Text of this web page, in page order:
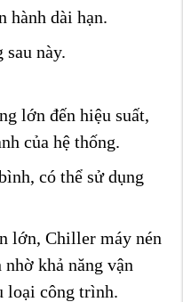
hành dài hạn.
này.
lớn đến hiệu suất,
của hệ thống.
có thể sử dụng
lớn, Chiller máy nén
khả năng vận
loại công trình.